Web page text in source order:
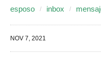
esposo inbox
NOV 7, 2021